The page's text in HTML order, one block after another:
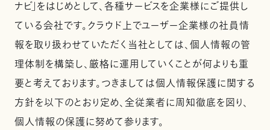
ナビ」をはじめとして、各種サービスを企業様にご提供し
ている会社です。クラウド上でユーザー企業様の社員情
報を取り扱わせていただく当社としては、個人情報の管
理体制を構築し、厳格に運用していくことが何よりも重
要と考えております。つきましては個人情報保護に関する
方針を以下のとおり定め、全従業者に周知徹底を図り、
個人情報の保護に努めて参ります。